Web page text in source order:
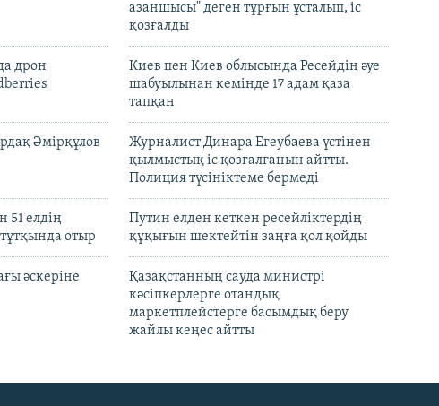
азаншысы" деген тұрғын ұсталып, іс
қозғалды
дрон
Киев пен Киев облысында Ресейдің әуе
шабуылынан кемінде 17 адам қаза
тапқан
Әмірқұлов
Журналист Динара Егеубаева үстінен
қылмыстық іс қозғалғанын айтты.
Полиция түсініктеме бермеді
51 елдің
отыр
Путин елден кеткен ресейліктердің
құқығын шектейтін заңға қол қойды
әскеріне
Қазақстанның сауда министрі
кәсіпкерлерге отандық
маркетплейстерге басымдық беру
жайлы кеңес айтты